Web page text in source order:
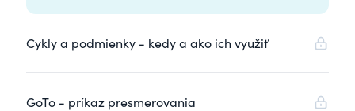
Cykly a podmienky - kedy a ako ich využiť
GoTo - príkaz presmerovania